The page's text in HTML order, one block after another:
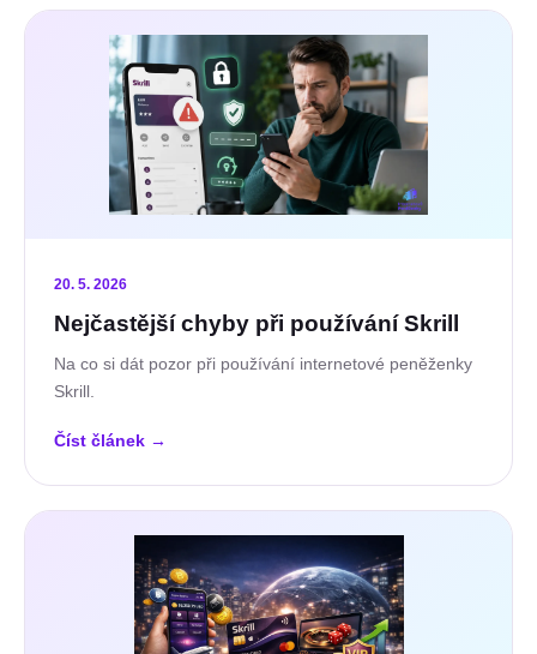
20. 5. 2026
Nejčastější chyby při používání Skrill
Na co si dát pozor při používání internetové peněženky
Skrill.
Číst článek →